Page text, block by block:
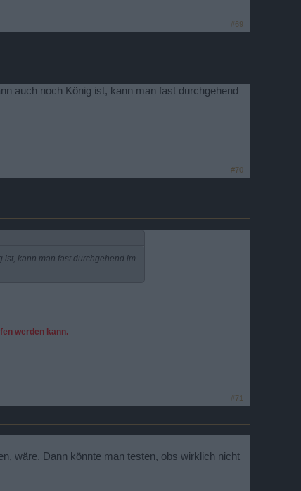
#69
auch noch König ist, kann man fast durchgehend
#70
kann man fast durchgehend im
werden kann.
#71
wäre. Dann könnte man testen, obs wirklich nicht